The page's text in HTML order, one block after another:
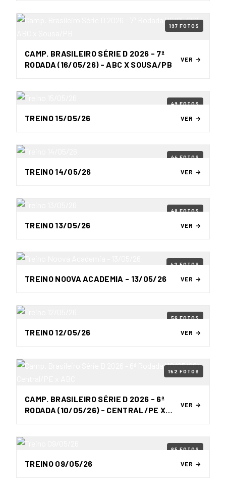
197 FOTOS
CAMP. BRASILEIRO SÉRIE D 2026 - 7ª
RODADA (16/05/26) - ABC X SOUSA/PB
VER →
49 FOTOS
TREINO 15/05/26 VER →
44 FOTOS
TREINO 14/05/26 VER →
48 FOTOS
TREINO 13/05/26 VER →
42 FOTOS
TREINO NOOVA ACADEMIA - 13/05/26 VER →
56 FOTOS
TREINO 12/05/26 VER →
152 FOTOS
CAMP. BRASILEIRO SÉRIE D 2026 - 6ª
RODADA (10/05/26) - CENTRAL/PE X
VER →
65 FOTOS
TREINO 09/05/26 VER →